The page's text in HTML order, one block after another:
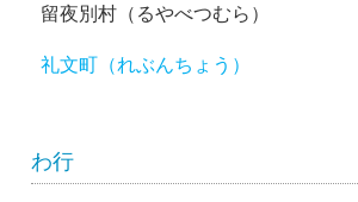
留夜別村（るやべつむら）
礼文町（れぶんちょう）
わ行